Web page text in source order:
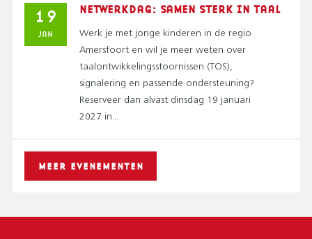
19
JAN
NETWERKDAG: SAMEN STERK IN TAAL
Werk je met jonge kinderen in de regio
Amersfoort en wil je meer weten over
taalontwikkelingsstoornissen (TOS),
signalering en passende ondersteuning?
Reserveer dan alvast dinsdag 19 januari
2027 in...
MEER EVENEMENTEN